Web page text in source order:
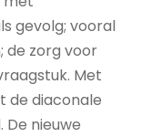
gevolg; vooral
de zorg voor
Met
de diaconale
nieuwe